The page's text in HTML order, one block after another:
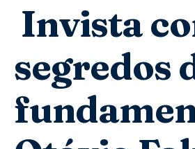
Invista
segredos